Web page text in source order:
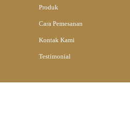
Produk
Cara Pemesanan
Kontak Kami
Testimonial